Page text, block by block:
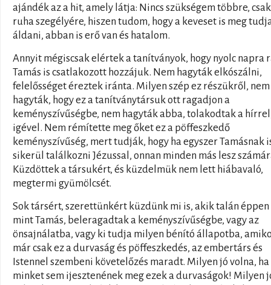
ajándék az a hit, amely látja: Nincs szükségem többre,
ruha szegélyére, hiszen tudom, hogy a keveset is meg
áldani, abban is erő van és hatalom.
Annyit mégiscsak elértek a tanítványok, hogy nyolc napra
Tamás is csatlakozott hozzájuk. Nem hagyták elkószálni,
felelősséget éreztek iránta. Milyen szép ez részükről, nem
hagyták, hogy ez a tanítványtársuk ott ragadjon a
keményszívűségbe, nem hagyták abba, tolakodtak a
igével. Nem rémítette meg őket ez a pöffeszkedő
keményszívűség, mert tudják, hogy ha egyszer Tamásnak
sikerül találkozni Jézussal, onnan minden más lesz
Küzdöttek a társukért, és küzdelmük nem lett hiábavaló,
megtermi gyümölcsét.
Sok társért, szerettünkért küzdünk mi is, akik talán éppen
mint Tamás, beleragadtak a keményszívűségbe, vagy az
önsajnálatba, vagy ki tudja milyen bénító állapotba,
már csak ez a durvaság és pöffeszkedés, az embertárs és
Istennel szembeni követelőzés maradt. Milyen jó volna, ha
minket sem ijesztenének meg ezek a durvaságok! Milyen